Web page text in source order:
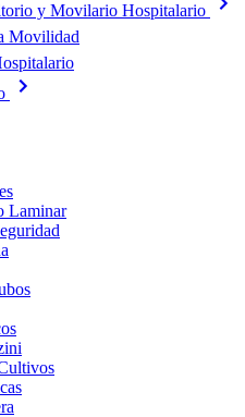
y Movilario Hospitalario
Movilidad
Laminar